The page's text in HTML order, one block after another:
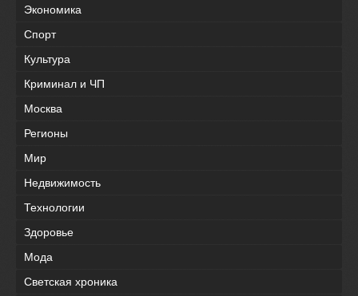
Экономика
Спорт
Культура
Криминал и ЧП
Москва
Регионы
Мир
Недвижимость
Технологии
Здоровье
Мода
Светская хроника